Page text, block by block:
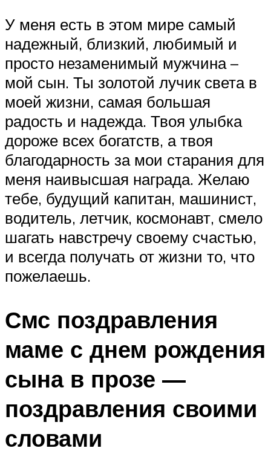
У меня есть в этом мире самый
надежный, близкий, любимый и
просто незаменимый мужчина –
мой сын. Ты золотой лучик света в
моей жизни, самая большая
радость и надежда. Твоя улыбка
дороже всех богатств, а твоя
благодарность за мои старания для
меня наивысшая награда. Желаю
тебе, будущий капитан, машинист,
водитель, летчик, космонавт, смело
шагать навстречу своему счастью,
и всегда получать от жизни то, что
пожелаешь.
Смс поздравления
маме с днем рождения
сына в прозе —
поздравления своими
словами